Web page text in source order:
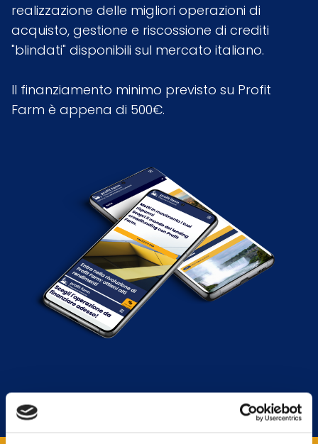
realizzazione delle migliori operazioni di
acquisto, gestione e riscossione di crediti
"blindati" disponibili sul mercato italiano.
Il finanziamento minimo previsto su Profit
Farm è appena di 500€.